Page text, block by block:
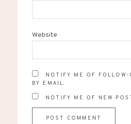
Website
NOTIFY ME OF FOLLOW-
BY EMAIL.
NOTIFY ME OF NEW